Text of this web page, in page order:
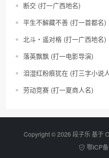
断交 (打一广西地名)
平生不解藏不善 (打一首都名)
北斗・遥对格 (打一广西地名)
落英飘飘 (打一电影导演)
泪湿红粉痕犹在 (打三字小说
劳动竞赛 (打一夏商人名)
Copyright © 2026 段子乐 基于
鄂ICP